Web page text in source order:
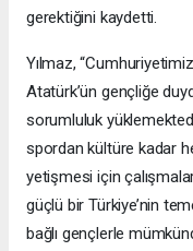
gerektiğini kaydetti.
Yılmaz,
Atatürk’ün gençliğe
sorumluluk
spordan kültüre kadar
yetişmesi için
güçlü bir Türkiye’nin
bağlı gençlerle